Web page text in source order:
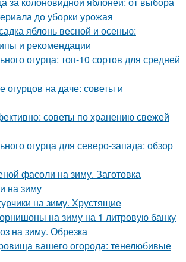
до уборки урожая
яблонь весной и осенью:
и рекомендации
огурца: топ-10 сортов для средней
на даче: советы и
советы по хранению свежей
огурца для северо-запада: обзор
фасоли на зиму. Заготовка
на зиму
на зиму. Хрустящие
на зиму на 1 литровую банку
на зиму. Обрезка
вашего огорода: тенелюбивые